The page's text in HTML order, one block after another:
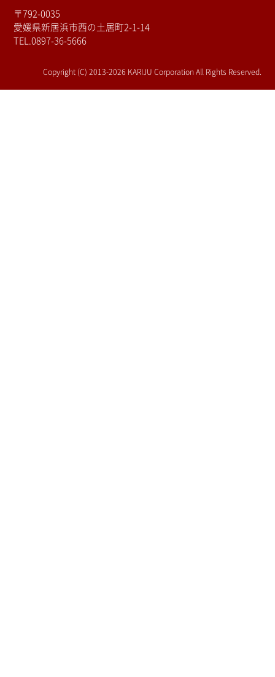
〒792-0035
愛媛県新居浜市西の土居町2-1-14
TEL.0897-36-5666
Copyright (C) 2013-2026 KARIJU Corporation All Rights Reserved.